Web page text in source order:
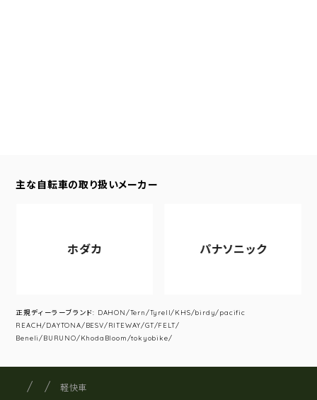
主な自転車の取り扱いメーカー
ホダカ パナソニック
正規ディーラーブランド: DAHON/Tern/Tyrell/KHS/birdy/pacific
REACH/DAYTONA/BESV/RITEWAY/GT/FELT/
Beneli/BURUNO/KhodaBloom/tokyobike/
サイト内の現在地
サイクルショップナカゴヤ
軽快車